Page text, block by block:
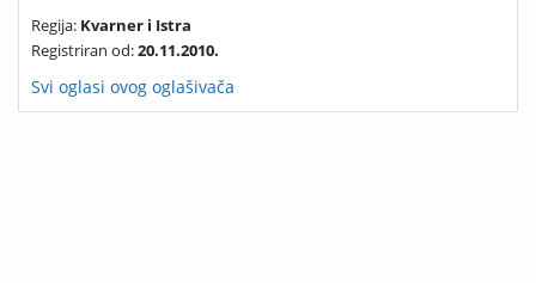
Regija: Kvarner i Istra
Registriran od:20.11.2010.
Svi oglasi ovog oglašivača